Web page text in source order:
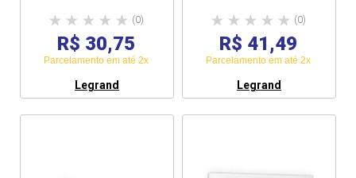
(0)
R$ 30,75
Parcelamento em até 2x
Legrand
(0)
R$ 41,49
Parcelamento em até 2x
Legrand